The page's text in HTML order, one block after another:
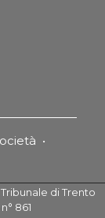
•
Tribunale di Trento
861